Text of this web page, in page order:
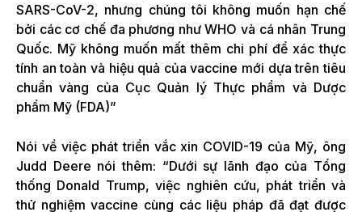
SARS-CoV-2, nhưng chúng tôi không muốn hạn chế
bởi các cơ chế đa phương như WHO và cá nhân Trung
Quốc. Mỹ không muốn mất thêm chi phí để xác thực
tính an toàn và hiệu quả của vaccine mới dựa trên tiêu
chuẩn vàng của Cục Quản lý Thực phẩm và Dược
phẩm Mỹ (FDA)”
Nói về việc phát triển vắc xin COVID-19 của Mỹ, ông
Judd Deere nói thêm: “Dưới sự lãnh đạo của Tổng
thống Donald Trump, việc nghiên cứu, phát triển và
thử nghiệm vaccine cùng các liệu pháp đã đạt được